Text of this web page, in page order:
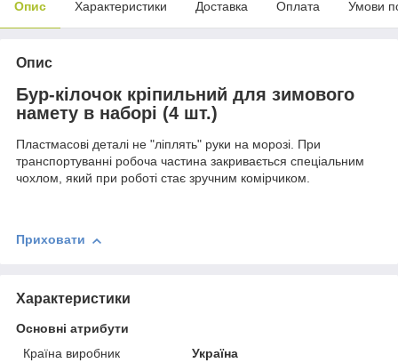
Опис Характеристики Доставка Оплата Умови
Опис
Бур-кілочок кріпильний для зимового
намету в наборі (4 шт.)
Пластмасові деталі не "ліплять" руки на морозі. При
транспортуванні робоча частина закривається спеціальним
чохлом, який при роботі стає зручним комірчиком.
Приховати
Характеристики
Основні атрибути
Країна виробник
Україна